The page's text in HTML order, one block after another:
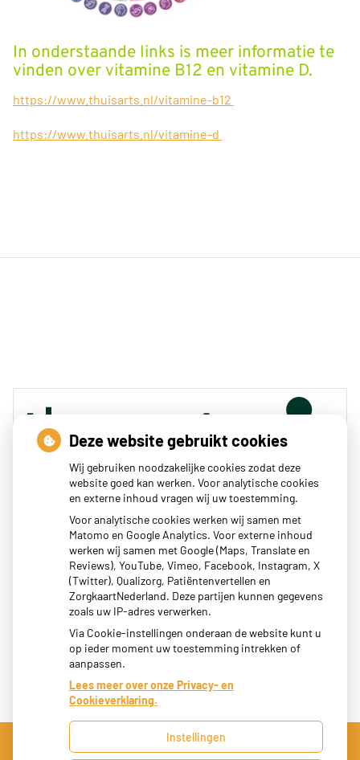
In onderstaande links is meer informatie te
vinden over vitamine B12 en vitamine D.
https://www.thuisarts.nl/vitamine-b12
https://www.thuisarts.nl/vitamine-d
Zoeken
of zoek op lichaam
Betrouwbare informatie over ziekte en gezondheid
Deze website gebruikt cookies
Wij gebruiken noodzakelijke cookies zodat deze
website goed kan werken. Voor analytische cookies
en externe inhoud vragen wij uw toestemming.
Voor analytische cookies werken wij samen met
Matomo en Google Analytics. Voor externe inhoud
werken wij samen met Google (Maps, Translate en
Reviews), YouTube, Vimeo, Facebook, Instagram, X
(Twitter), Qualizorg, Patiëntenvertellen en
ZorgkaartNederland. Deze partijen kunnen gegevens
zoals uw IP-adres verwerken.
Via Cookie-instellingen onderaan de website kunt u
op ieder moment uw toestemming intrekken of
aanpassen.
Lees meer over onze Privacy- en
Cookieverklaring.
Instellingen